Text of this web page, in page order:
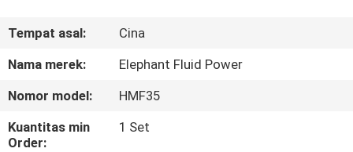
KAMI
PABRIK
Tempat asal:
Cina
Nama merek:
Elephant Fluid Power
Nomor model:
HMF35
Kuantitas min
Order:
1 Set